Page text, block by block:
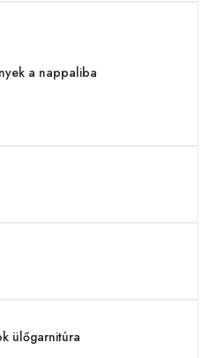
a nappaliba
ülőgarnitúra